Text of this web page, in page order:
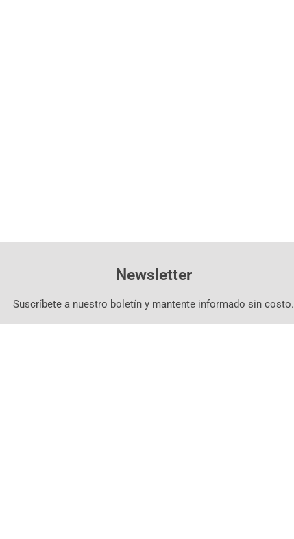
Newsletter
Suscríbete a nuestro boletín y mantente informado sin costo.